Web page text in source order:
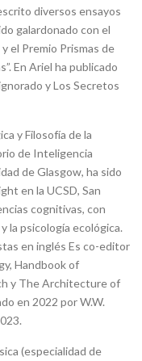
diversos ensayos
galardonado con el
el Premio Prismas de
En Ariel ha publicado
y Los Secretos
y Filosofía de la
de Inteligencia
de Glasgow, ha sido
en la UCSD, San
cognitivas, con
la psicología ecológica.
en inglés Es co-editor
Handbook of
y The Architecture of
en 2022 por W.W.
(especialidad de